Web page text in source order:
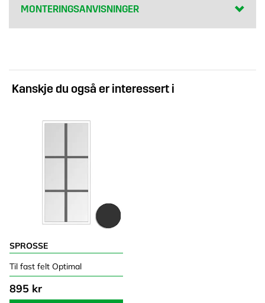
MONTERINGSANVISNINGER
Kanskje du også er interessert i
SPROSSE
Til fast felt Optimal
895 kr